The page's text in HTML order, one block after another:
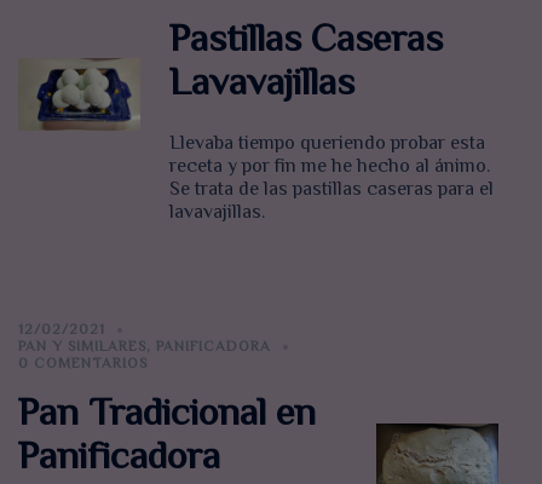
Pastillas Caseras
Lavavajillas
Llevaba tiempo queriendo probar esta
receta y por fin me he hecho al ánimo.
Se trata de las pastillas caseras para el
lavavajillas.
12/02/2021
PAN Y SIMILARES,
PANIFICADORA
0 COMENTARIOS
Pan Tradicional en
Panificadora